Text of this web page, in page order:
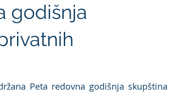
godišnja
Peta redovna godišnja skupština